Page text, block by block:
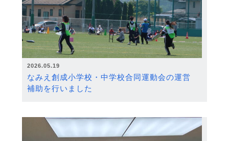
2026.05.19
なみえ創成小学校・中学校合同運動会の運営
補助を行いました